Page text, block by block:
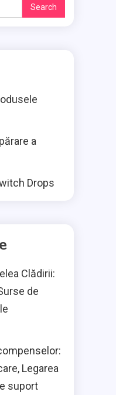
Search
for:
a
Drops
Clădirii:
de
Legarea
suport